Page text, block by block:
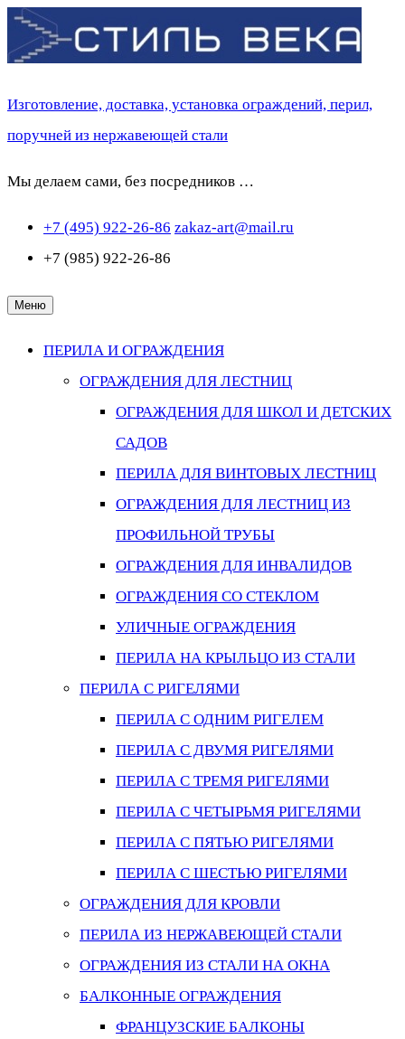
Перейти
к
Изготовление, доставка, установка ограждений, перил,
поручней из нержавеющей стали
Мы делаем сами, без посредников …
+7 (495) 922-26-86 zakaz-art@mail.ru
+7 (985) 922-26-86
Меню
ПЕРИЛА И ОГРАЖДЕНИЯ
ОГРАЖДЕНИЯ ДЛЯ ЛЕСТНИЦ
ОГРАЖДЕНИЯ ДЛЯ ШКОЛ И ДЕТСКИХ
САДОВ
ПЕРИЛА ДЛЯ ВИНТОВЫХ ЛЕСТНИЦ
ОГРАЖДЕНИЯ ДЛЯ ЛЕСТНИЦ ИЗ
ПРОФИЛЬНОЙ ТРУБЫ
ОГРАЖДЕНИЯ ДЛЯ ИНВАЛИДОВ
ОГРАЖДЕНИЯ СО СТЕКЛОМ
УЛИЧНЫЕ ОГРАЖДЕНИЯ
ПЕРИЛА НА КРЫЛЬЦО ИЗ СТАЛИ
ПЕРИЛА С РИГЕЛЯМИ
ПЕРИЛА С ОДНИМ РИГЕЛЕМ
ПЕРИЛА С ДВУМЯ РИГЕЛЯМИ
ПЕРИЛА С ТРЕМЯ РИГЕЛЯМИ
ПЕРИЛА С ЧЕТЫРЬМЯ РИГЕЛЯМИ
ПЕРИЛА С ПЯТЬЮ РИГЕЛЯМИ
ПЕРИЛА С ШЕСТЬЮ РИГЕЛЯМИ
ОГРАЖДЕНИЯ ДЛЯ КРОВЛИ
ПЕРИЛА ИЗ НЕРЖАВЕЮЩЕЙ СТАЛИ
ОГРАЖДЕНИЯ ИЗ СТАЛИ НА ОКНА
БАЛКОННЫЕ ОГРАЖДЕНИЯ
ФРАНЦУЗСКИЕ БАЛКОНЫ